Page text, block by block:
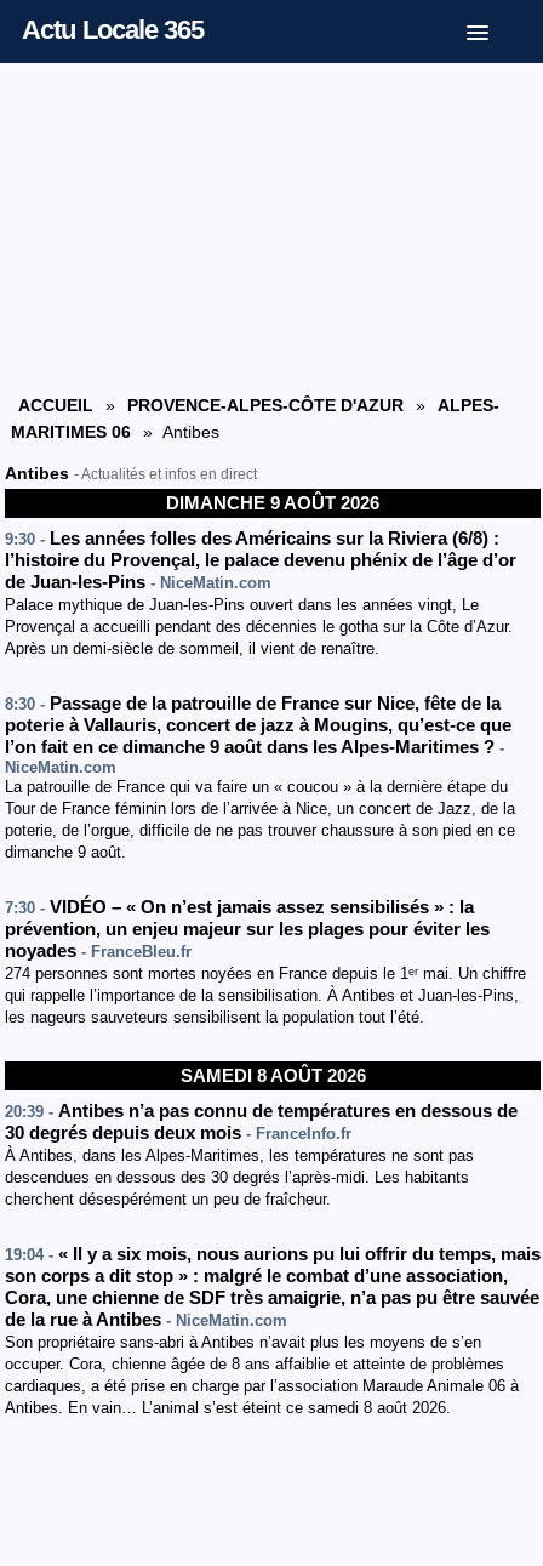
Actu Locale 365
ACCUEIL » PROVENCE-ALPES-CÔTE D'AZUR »
ALPES-
MARITIMES 06
» Antibes
Antibes - Actualités et infos en direct
DIMANCHE 9 AOÛT 2026
9:30 - Les années folles des Américains sur la Riviera (6/8) :
l’histoire du Provençal, le palace devenu phénix de l’âge d’or
de Juan-les-Pins - NiceMatin.com
Palace mythique de Juan-les-Pins ouvert dans les années vingt, Le
Provençal a accueilli pendant des décennies le gotha sur la Côte d’Azur.
Après un demi-siècle de sommeil, il vient de renaître.
8:30 - Passage de la patrouille de France sur Nice, fête de la
poterie à Vallauris, concert de jazz à Mougins, qu’est-ce que
l’on fait en ce dimanche 9 août dans les Alpes-Maritimes ? -
NiceMatin.com
La patrouille de France qui va faire un « coucou » à la dernière étape du
Tour de France féminin lors de l’arrivée à Nice, un concert de Jazz, de la
poterie, de l’orgue, difficile de ne pas trouver chaussure à son pied en ce
dimanche 9 août.
7:30 - VIDÉO – « On n’est jamais assez sensibilisés » : la
prévention, un enjeu majeur sur les plages pour éviter les
noyades - FranceBleu.fr
274 personnes sont mortes noyées en France depuis le 1ᵉʳ mai. Un chiffre
qui rappelle l’importance de la sensibilisation. À Antibes et Juan-les-Pins,
les nageurs sauveteurs sensibilisent la population tout l’été.
SAMEDI 8 AOÛT 2026
20:39 - Antibes n’a pas connu de températures en dessous de
30 degrés depuis deux mois - FranceInfo.fr
À Antibes, dans les Alpes-Maritimes, les températures ne sont pas
descendues en dessous des 30 degrés l’après-midi. Les habitants
cherchent désespérément un peu de fraîcheur.
19:04 - « Il y a six mois, nous aurions pu lui offrir du temps, mais
son corps a dit stop » : malgré le combat d’une association,
Cora, une chienne de SDF très amaigrie, n’a pas pu être sauvée
de la rue à Antibes - NiceMatin.com
Son propriétaire sans-abri à Antibes n’avait plus les moyens de s’en
occuper. Cora, chienne âgée de 8 ans affaiblie et atteinte de problèmes
cardiaques, a été prise en charge par l’association Maraude Animale 06 à
Antibes. En vain… L’animal s’est éteint ce samedi 8 août 2026.